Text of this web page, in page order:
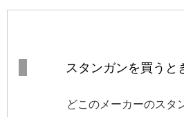
スタンガンを買うと
どこのメーカーのスタ